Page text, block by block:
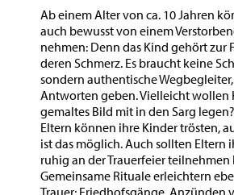
Ab einem Alter von ca. 10 Jahren
auch bewusst von einem
nehmen: Denn das Kind gehört zur
deren Schmerz. Es braucht keine
sondern authentische
Antworten geben. Vielleicht wollen
gemaltes Bild mit in den Sarg
Eltern können ihre Kinder trösten,
ist das möglich. Auch sollten Eltern
ruhig an der Trauerfeier teilnehmen
Gemeinsame Rituale erleichtern